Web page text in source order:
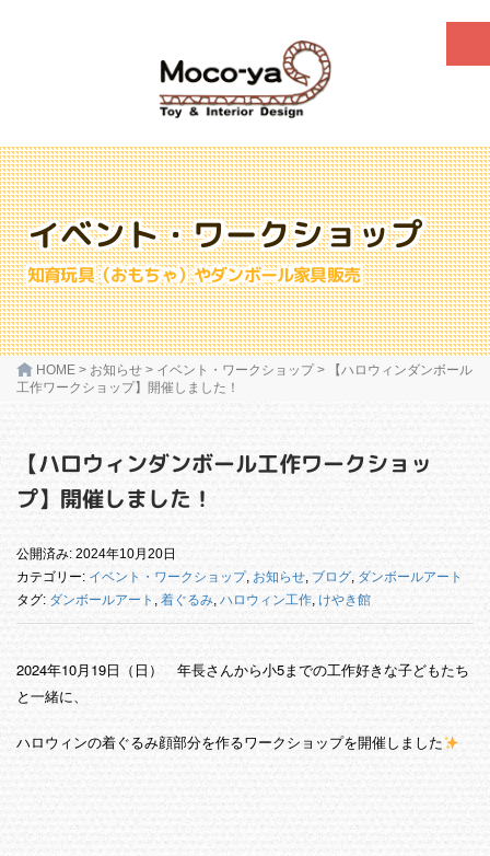
イベント・ワークショップ
知育玩具（おもちゃ）やダンボール家具販売
HOME > お知らせ > イベント・ワークショップ>
【ハロウィンダンボール
工作ワークショップ】開催しました！
【ハロウィンダンボール工作ワークショッ
プ】開催しました！
公開済み: 2024年10月20日
カテゴリー: イベント・ワークショップ, お知らせ, ブログ, ダンボールアート
タグ: ダンボールアート, 着ぐるみ, ハロウィン工作, けやき館
2024年10月19日（日） 年長さんから小5までの工作好きな子どもたち
と一緒に、
ハロウィンの着ぐるみ顔部分を作るワークショップを開催しました